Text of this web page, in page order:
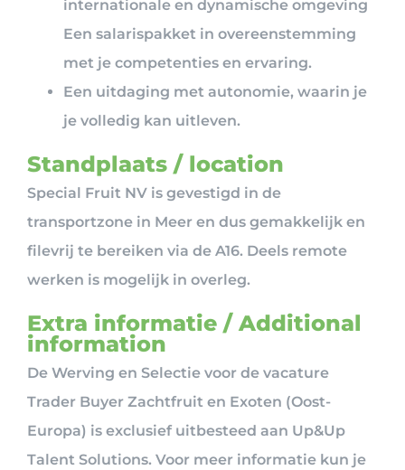
internationale en dynamische omgeving
Een salarispakket in overeenstemming
met je competenties en ervaring.
Een uitdaging met autonomie, waarin je
je volledig kan uitleven.
Standplaats / location
Special Fruit NV is gevestigd in de
transportzone in Meer en dus gemakkelijk en
filevrij te bereiken via de A16. Deels remote
werken is mogelijk in overleg.
Extra informatie / Additional
information
De Werving en Selectie voor de vacature
Trader Buyer Zachtfruit en Exoten (Oost-
Europa) is exclusief uitbesteed aan Up&Up
Talent Solutions. Voor meer informatie kun je